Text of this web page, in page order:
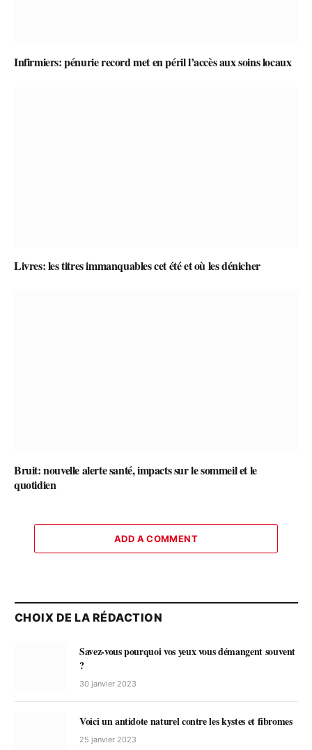
Infirmiers: pénurie record met en péril l’accès aux soins locaux
Livres: les titres immanquables cet été et où les dénicher
Bruit: nouvelle alerte santé, impacts sur le sommeil et le
quotidien
ADD A COMMENT
CHOIX DE LA RÉDACTION
Savez-vous pourquoi vos yeux vous démangent souvent
?
30 janvier 2023
Voici un antidote naturel contre les kystes et fibromes
25 janvier 2023